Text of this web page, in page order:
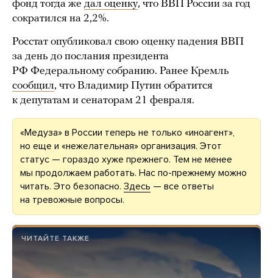
фонд тогда же дал оценку, что ВВП России за год
сократился на 2,2%.
Росстат опубликовал свою оценку падения ВВП
за день до послания президента
РФ Федеральному собранию. Ранее Кремль
сообщил, что Владимир Путин обратится
к депутатам и сенаторам 21 февраля.
«Медуза» в России теперь не только «иноагент»,
но еще и «нежелательная» организация. Этот
статус — гораздо хуже прежнего. Тем не менее
мы продолжаем работать. Нас по-прежнему можно
читать. Это безопасно. Здесь — все ответы
на тревожные вопросы.
ЧИТАЙТЕ ТАКЖЕ